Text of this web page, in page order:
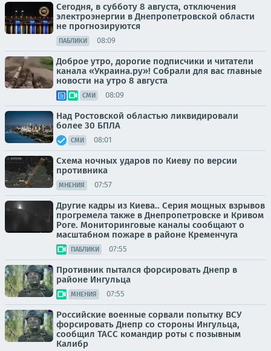
Сегодня, в субботу 8 августа, отключения
электроэнергии в Днепропетровской области
не прогнозируются
ПАБЛИКИ 08:09
Доброе утро, дорогие подписчики и читатели
канала «Украина.ру»! Собрали для вас главные
новости на утро 8 августа
СМИ 08:09
Над Ростовской областью ликвидировали
более 30 БПЛА
СМИ 08:01
Схема ночных ударов по Киеву по версии
противника
МНЕНИЯ 07:57
Другие кадры из Киева.. Серия мощных взрывов
прогремела также в Днепропетровске и Кривом
Роге. Мониторинговые каналы сообщают о
масштабном пожаре в районе Кременчуга
ПАБЛИКИ 07:55
Противник пытался форсировать Днепр в
районе Ингульца
МНЕНИЯ 07:55
Российские военные сорвали попытку ВСУ
форсировать Днепр со стороны Ингульца,
сообщил ТАСС командир роты с позывным
Калибр